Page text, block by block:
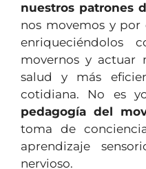
nuestros patrones
nos movemos y por
enriqueciéndolos
movernos y actuar
salud y más
cotidiana. No es
pedagogía del
toma de
aprendizaje
nervioso.